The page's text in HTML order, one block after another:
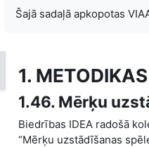
Šajā sadaļā apkopotas
1. METODIKAS
1.46. Mērķu
Biedrības IDEA radošā
“Mērķu uzstādīšanas